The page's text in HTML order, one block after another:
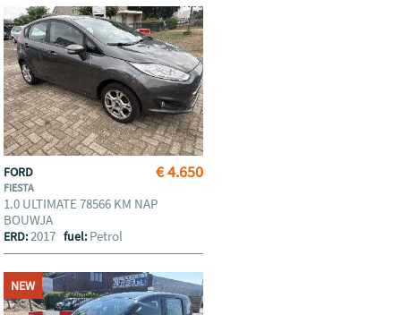
€ 4.650
FORD
FIESTA
1.0 ULTIMATE 78566 KM NAP
BOUWJA
ERD:2017fuel: Petrol
NEW